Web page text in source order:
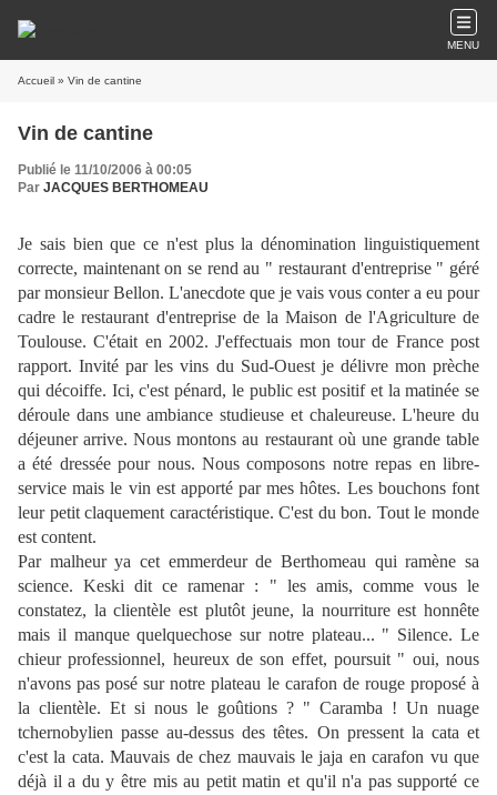
MENU
Accueil » Vin de cantine
Vin de cantine
Publié le 11/10/2006 à 00:05
Par JACQUES BERTHOMEAU
Je sais bien que ce n'est plus la dénomination linguistiquement
correcte, maintenant on se rend au " restaurant d'entreprise " géré
par monsieur Bellon. L'anecdote que je vais vous conter a eu pour
cadre le restaurant d'entreprise de la Maison de l'Agriculture de
Toulouse. C'était en 2002. J'effectuais mon tour de France post
rapport. Invité par les vins du Sud-Ouest je délivre mon prèche
qui décoiffe. Ici, c'est pénard, le public est positif et la matinée se
déroule dans une ambiance studieuse et chaleureuse. L'heure du
déjeuner arrive. Nous montons au restaurant où une grande table
a été dressée pour nous. Nous composons notre repas en libre-
service mais le vin est apporté par mes hôtes. Les bouchons font
leur petit claquement caractéristique. C'est du bon. Tout le monde
est content.
Par malheur ya cet emmerdeur de Berthomeau qui ramène sa
science. Keski dit ce ramenar : " les amis, comme vous le
constatez, la clientèle est plutôt jeune, la nourriture est honnête
mais il manque quelquechose sur notre plateau... " Silence. Le
chieur professionnel, heureux de son effet, poursuit " oui, nous
n'avons pas posé sur notre plateau le carafon de rouge proposé à
la clientèle. Et si nous le goûtions ? " Caramba ! Un nuage
tchernobylien passe au-dessus des têtes. On pressent la cata et
c'est la cata. Mauvais de chez mauvais le jaja en carafon vu que
déjà il a du y être mis au petit matin et qu'il n'a pas supporté ce